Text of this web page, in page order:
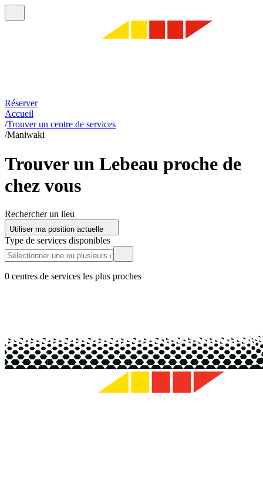
Réserver
Accueil
/Trouver un centre de services
/Maniwaki
Trouver un Lebeau proche de
chez vous
Rechercher un lieu
Utiliser ma position actuelle
Type de services disponibles
0 centres de services les plus proches